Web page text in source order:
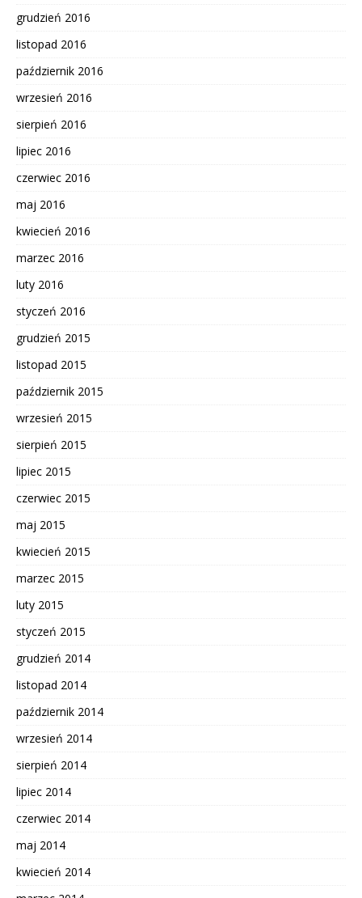
grudzień 2016
listopad 2016
październik 2016
wrzesień 2016
sierpień 2016
lipiec 2016
czerwiec 2016
maj 2016
kwiecień 2016
marzec 2016
luty 2016
styczeń 2016
grudzień 2015
listopad 2015
październik 2015
wrzesień 2015
sierpień 2015
lipiec 2015
czerwiec 2015
maj 2015
kwiecień 2015
marzec 2015
luty 2015
styczeń 2015
grudzień 2014
listopad 2014
październik 2014
wrzesień 2014
sierpień 2014
lipiec 2014
czerwiec 2014
maj 2014
kwiecień 2014